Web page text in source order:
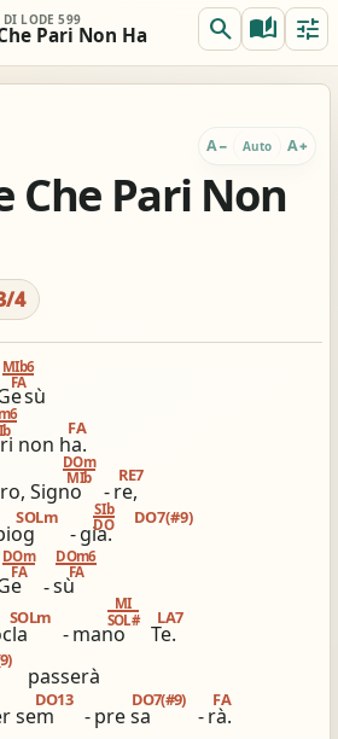
LODE 599
Pari Non Ha search auto_stories tune
FA
keyboard_double_arrow_down
Scroll
tag
# / b
ios_share
A− Auto A+
Che Pari Non
4
MIb6
FA
sù
ri non ha.
FA
Signo
DOm
MIb
-re,
RE7
SOLm
-gia.
SIb
DO
DO7(#9)
DOm
FA
-sù
DOm6
FA
SOLm
-mano
MI
SOL#
Te.
LA7
passerà
sem
DO13
-pre sa
DO7(#9)
-rà.
FA